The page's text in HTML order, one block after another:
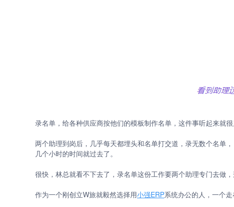
录名单，给各种供应商按他们的模板制作名单，这件事听起来就
两个助理到岗后，几乎每天都埋头和名单打交道，录无数个名单
几个小时的时间就过去了。
很快，林总就看不下去了，录名单这份工作要两个助理专门去做
作为一个刚创立W旅就毅然选择用小强ERP系统办公的人，一个